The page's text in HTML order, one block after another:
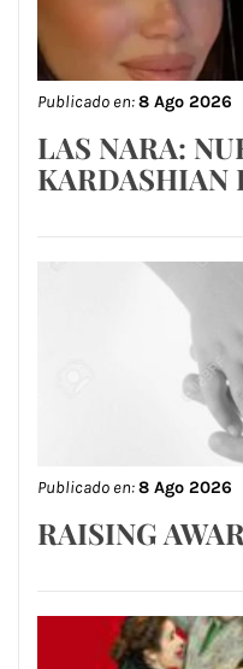
Publicado en:8 Ago 2026
LAS NARA:
KARDASHIAN
Publicado en:8 Ago 2026
RAISING